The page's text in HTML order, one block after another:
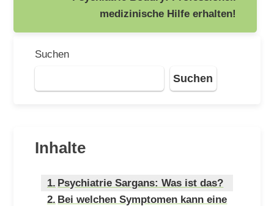
medizinische Hilfe erhalten!
Suchen
Suchen
Inhalte
Psychiatrie Sargans: Was ist das?
Bei welchen Symptomen kann eine